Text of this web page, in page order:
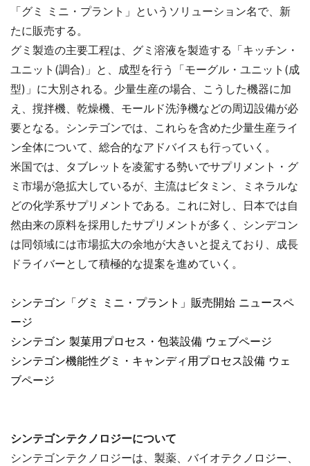
「グミ ミニ・プラント」というソリューション名で、新
たに販売する。
グミ製造の主要工程は、グミ溶液を製造する「キッチン・
ユニット(調合)」と、成型を行う「モーグル・ユニット(成
型)」に大別される。少量生産の場合、こうした機器に加
え、撹拌機、乾燥機、モールド洗浄機などの周辺設備が必
要となる。シンテゴンでは、これらを含めた少量生産ライ
ン全体について、総合的なアドバイスも行っていく。
米国では、タブレットを凌駕する勢いでサプリメント・グ
ミ市場が急拡大しているが、主流はビタミン、ミネラルな
どの化学系サプリメントである。これに対し、日本では自
然由来の原料を採用したサプリメントが多く、シンデコン
は同領域には市場拡大の余地が大きいと捉えており、成長
ドライバーとして積極的な提案を進めていく。
シンテゴン「グミ ミニ・プラント」販売開始 ニュースペ
ージ
シンテゴン 製菓用プロセス・包装設備 ウェブページ
シンテゴン機能性グミ・キャンディ用プロセス設備 ウェ
ブページ
シンテゴンテクノロジーについて
シンテゴンテクノロジーは、製薬、バイオテクノロジー、